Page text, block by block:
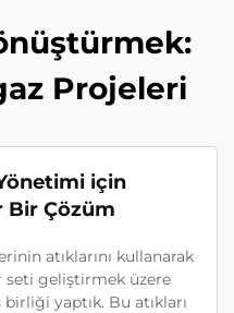
Projeleri
için
Bir Çözüm
atıklarını kullanarak
seti geliştirmek üzere
yaptık. Bu atıkları